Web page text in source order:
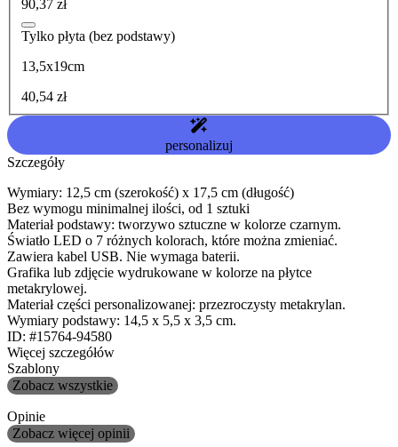
90,37 zł
Tylko płyta (bez podstawy)
13,5x19cm
40,54 zł
personalizuj
Szczegóły
Wymiary: 12,5 cm (szerokość) x 17,5 cm (długość)
Bez wymogu minimalnej ilości, od 1 sztuki
Materiał podstawy: tworzywo sztuczne w kolorze czarnym.
Światło LED o 7 różnych kolorach, które można zmieniać.
Zawiera kabel USB. Nie wymaga baterii.
Grafika lub zdjęcie wydrukowane w kolorze na płytce
metakrylowej.
Materiał części personalizowanej: przezroczysty metakrylan.
Wymiary podstawy: 14,5 x 5,5 x 3,5 cm.
ID: #15764-94580
Więcej szczegółów
Szablony
Zobacz wszystkie
Opinie
Zobacz więcej opinii